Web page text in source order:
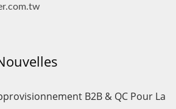
B2B & QC Pour La